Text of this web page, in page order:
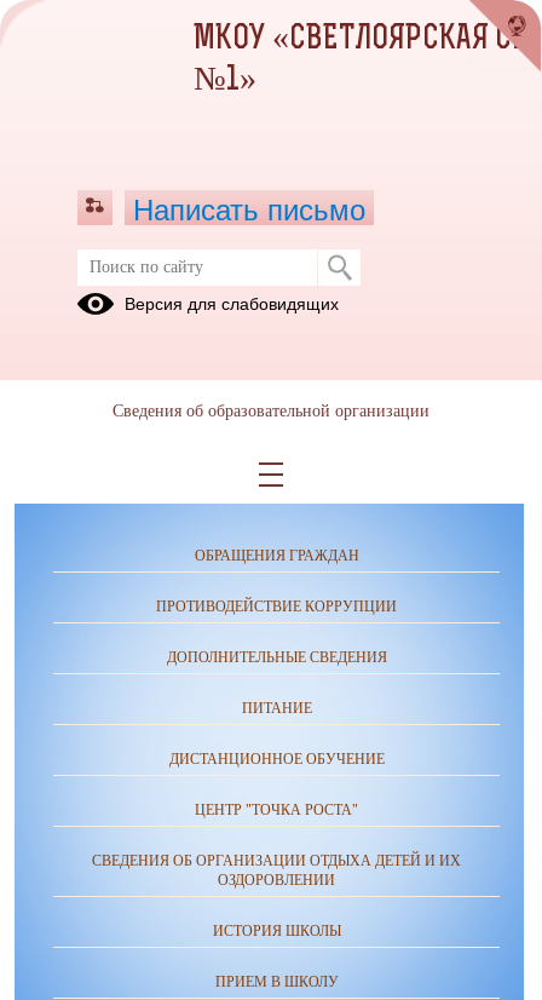
Обучающимся
ОБРАЩЕНИЯ ГРАЖДАН
ПРОТИВОДЕЙСТВИЕ КОРРУПЦИИ
ДОПОЛНИТЕЛЬНЫЕ СВЕДЕНИЯ
ПИТАНИЕ
ДИСТАНЦИОННОЕ ОБУЧЕНИЕ
ЦЕНТР "ТОЧКА РОСТА"
СВЕДЕНИЯ ОБ ОРГАНИЗАЦИИ ОТДЫХА ДЕТЕЙ И ИХ
ОЗДОРОВЛЕНИИ
ИСТОРИЯ ШКОЛЫ
ПРИЕМ В ШКОЛУ
МКОУ «СВЕТЛОЯРСКАЯ СШ
№1»
Написать письмо
Версия для слабовидящих
Сведения об образовательной организации